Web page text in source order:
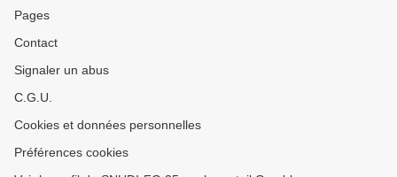
Pages
Contact
Signaler un abus
C.G.U.
Cookies et données personnelles
Préférences cookies